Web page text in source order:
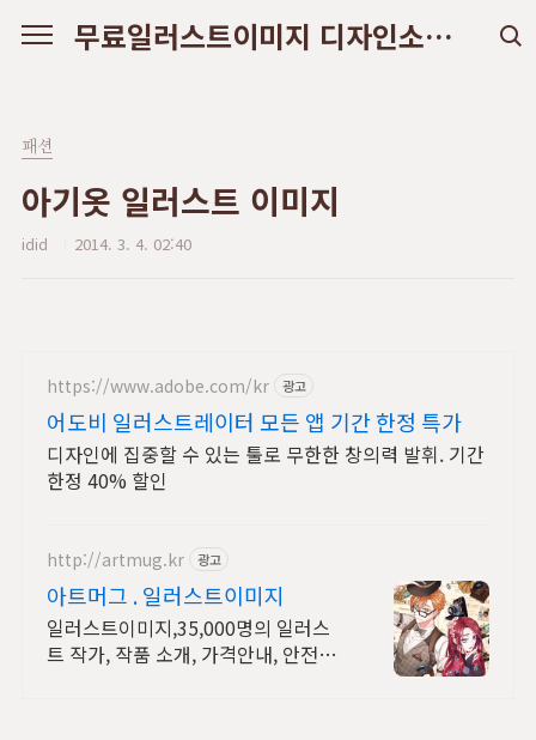
무료일러스트이미지 디자인소스 다운로드
패션
아기옷 일러스트 이미지
idid 2014. 3. 4. 02:40
https://www.adobe.com/kr 광고
어도비 일러스트레이터 모든 앱 기간 한정 특가
디자인에 집중할 수 있는 툴로 무한한 창의력 발휘. 기간
한정 40% 할인
http://artmug.kr 광고
아트머그 . 일러스트이미지
일러스트이미지,35,000명의 일러스
트 작가, 작품 소개, 가격안내, 안전거